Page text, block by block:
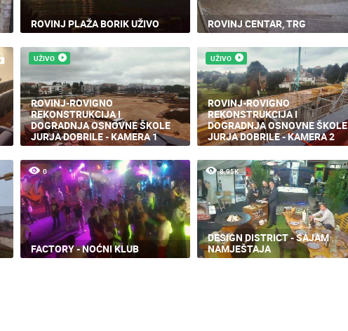
ROVINJ PLAŽA BORIK UŽIVO ROVINJ CENTAR, TRG
UŽIVO
ROVINJ-ROVIGNO
REKONSTRUKCIJA I
DOGRADNJA OSNOVNE ŠKOLE
JURJA DOBRILE - KAMERA 1
UŽIVO
ROVINJ-ROVIGNO
REKONSTRUKCIJA I
DOGRADNJA OSNOVNE ŠKOLE
JURJA DOBRILE - KAMERA 2
0
FACTORY - NOĆNI KLUB
8.95K
DESIGN DISTRICT - SAJAM
NAMJEŠTAJA